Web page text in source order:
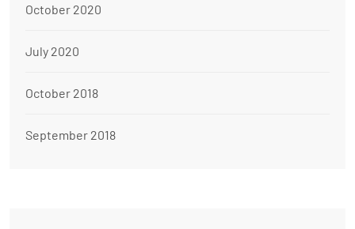
October 2020
July 2020
October 2018
September 2018